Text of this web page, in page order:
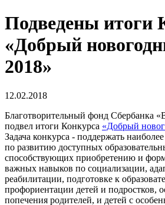
Подведены итоги
«Добрый
2018»
12.02.2018
Благотворительный фонд Сбербанка
подвел итоги Конкурса «Добрый
Задача конкурса - поддержать
по развитию доступных
способствующих приобретению и
важных навыков по социализации,
реабилитации, подготовке к
профориентации детей и подростков,
попечения родителей, и детей с